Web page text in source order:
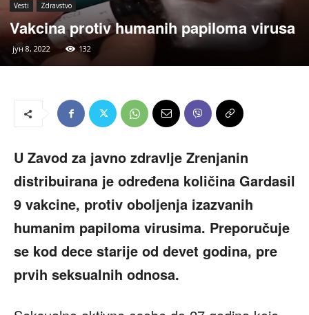
Vesti Zdravstvo
Vakcina protiv humanih papiloma virusa
јун 8, 2022 132
U Zavod za javno zdravlje Zrenjanin
distribuirana je određena količina Gardasil
9 vakcine, protiv oboljenja izazvanih
humanim papiloma virusima. Preporučuje
se kod dece starije od devet godina, pre
prvih seksualnih odnosa.